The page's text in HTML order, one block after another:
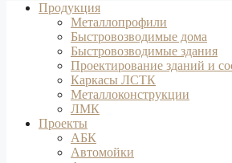
Продукция
Металлопрофили
Быстровозводимые дома
Быстровозводимые здания
Проектирование зданий и
Каркасы ЛСТК
Металлоконструкции
ЛМК
Проекты
АБК
Автомойки